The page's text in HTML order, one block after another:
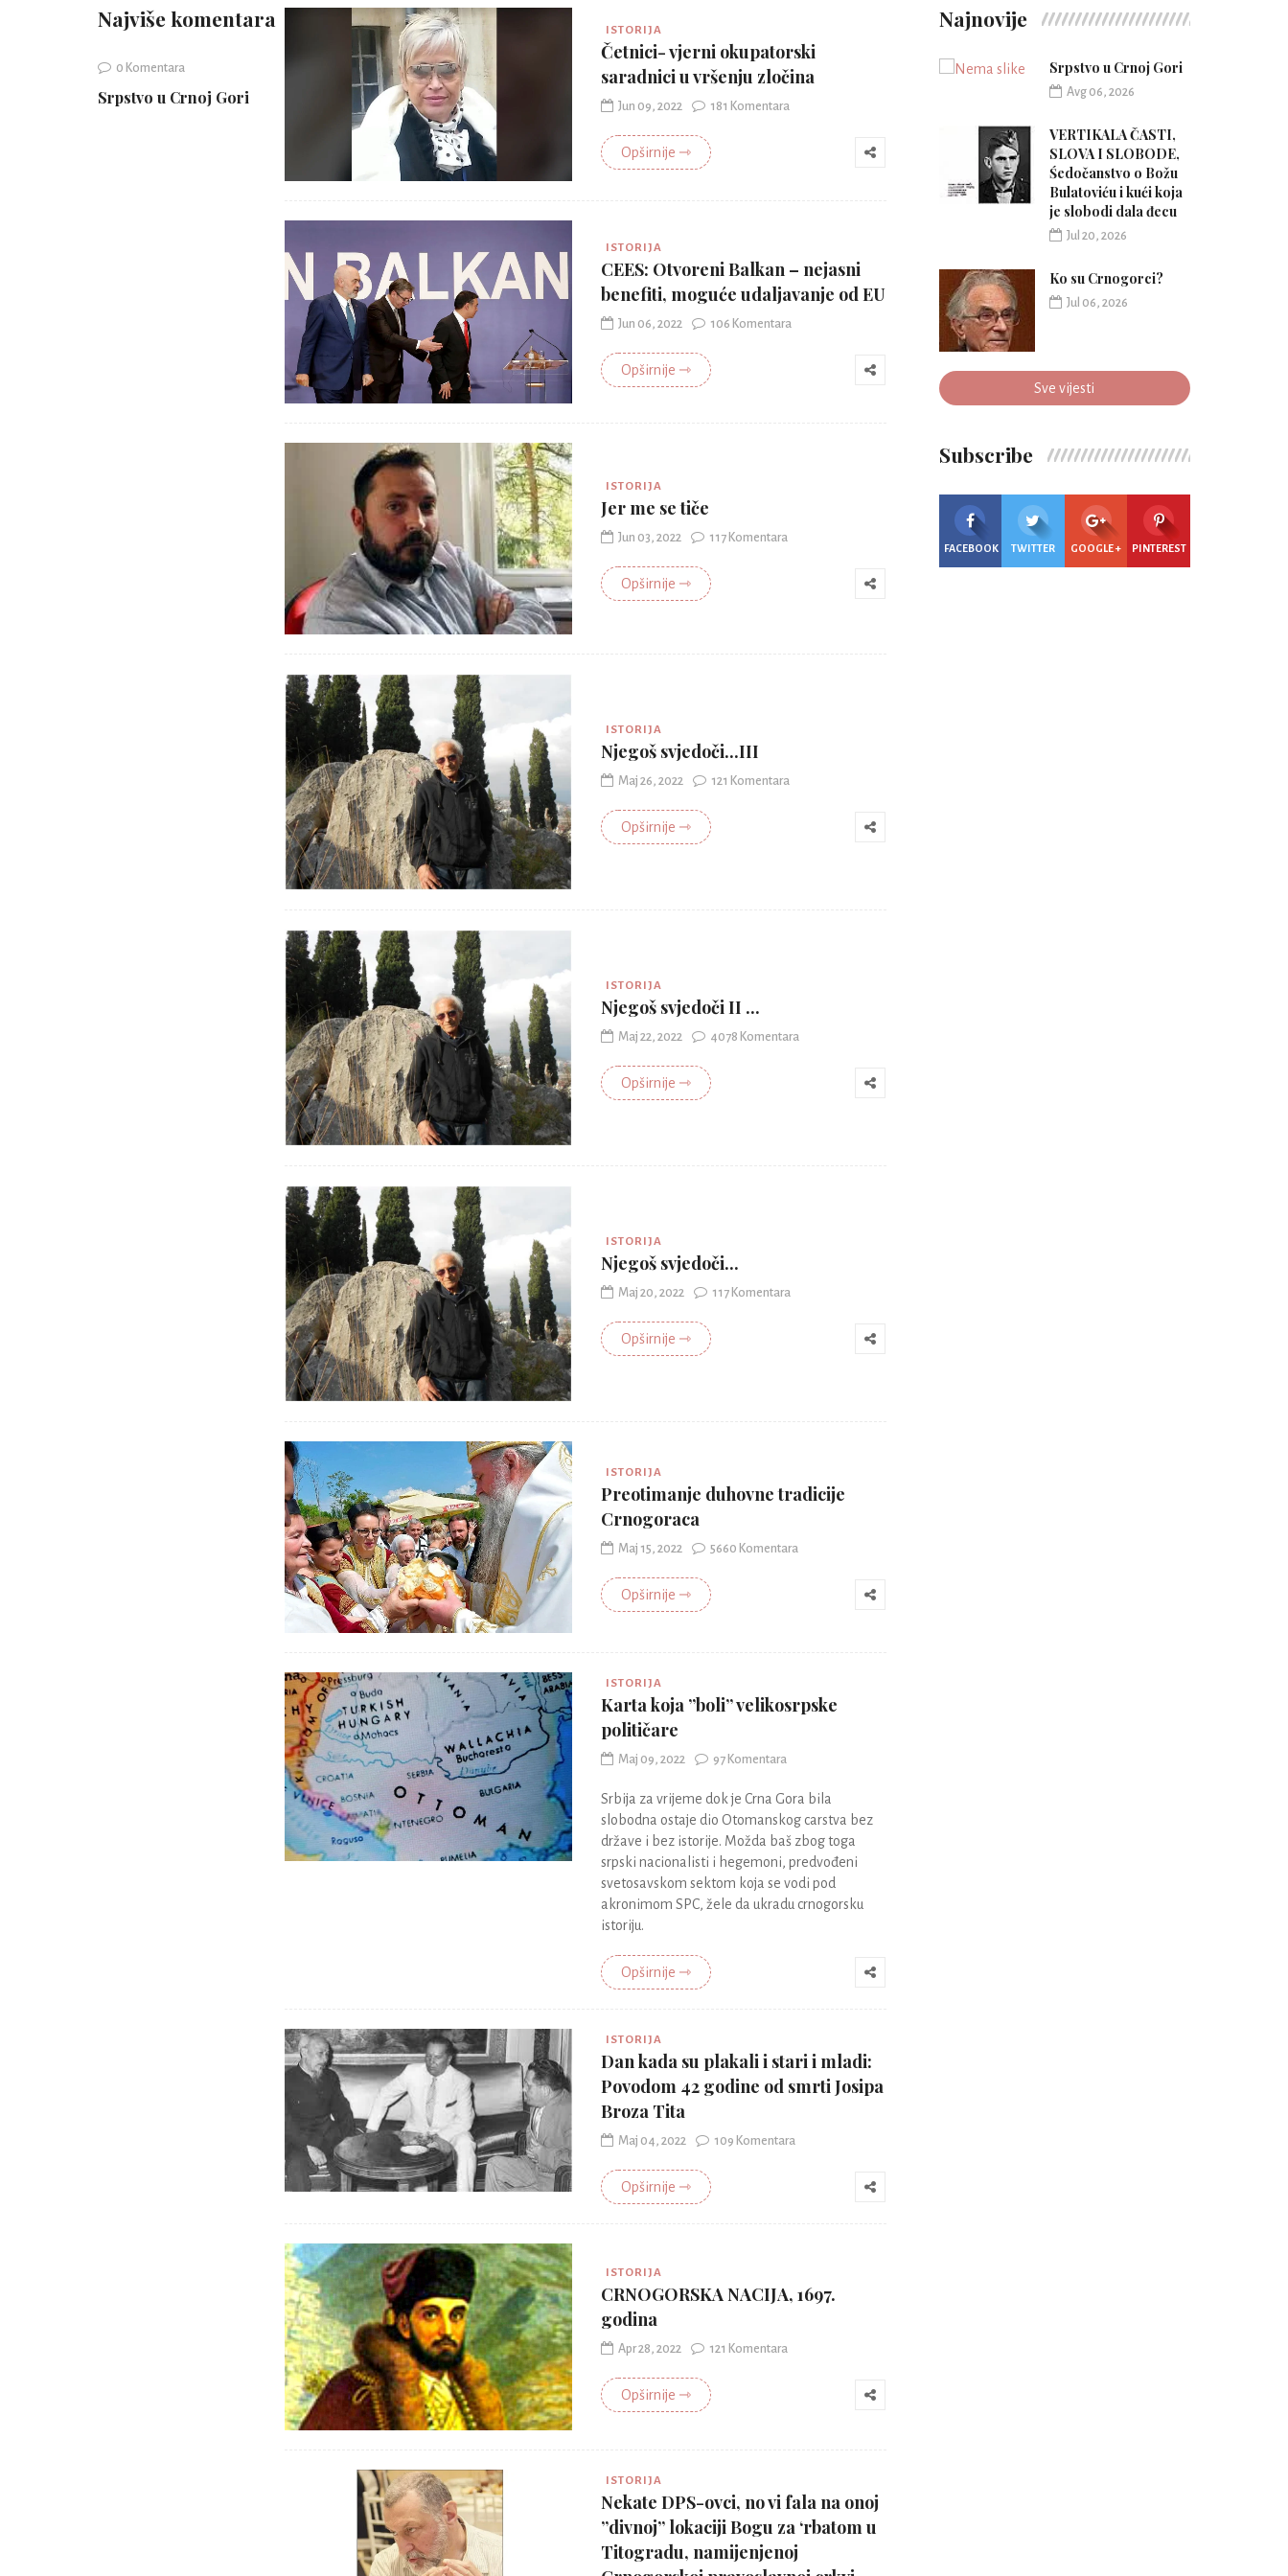
Najviše komentara
0 Komentara
Srpstvo u Crnoj Gori
ISTORIJA
Četnici- vjerni okupatorski
saradnici u vršenju zločina
Jun 09, 2022 181 Komentara
Opširnije ⇾
ISTORIJA
CEES: Otvoreni Balkan – nejasni
benefiti, moguće udaljavanje od EU
Jun 06, 2022 106 Komentara
Opširnije ⇾
ISTORIJA
Jer me se tiče
Jun 03, 2022 117 Komentara
Opširnije ⇾
ISTORIJA
Njegoš svjedoči...III
Maj 26, 2022 121 Komentara
Opširnije ⇾
ISTORIJA
Njegoš svjedoči II ...
Maj 22, 2022 4078 Komentara
Opširnije ⇾
ISTORIJA
Njegoš svjedoči...
Maj 20, 2022 117 Komentara
Opširnije ⇾
ISTORIJA
Preotimanje duhovne tradicije
Crnogoraca
Maj 15, 2022 5660 Komentara
Opširnije ⇾
ISTORIJA
Karta koja ”boli” velikosrpske
političare
Maj 09, 2022 97 Komentara
Srbija za vrijeme dok je Crna Gora bila
slobodna ostaje dio Otomanskog carstva bez
države i bez istorije. Možda baš zbog toga
srpski nacionalisti i hegemoni, predvođeni
svetosavskom sektom koja se vodi pod
akronimom SPC, žele da ukradu crnogorsku
istoriju.
Opširnije ⇾
ISTORIJA
Dan kada su plakali i stari i mladi:
Povodom 42 godine od smrti Josipa
Broza Tita
Maj 04, 2022 109 Komentara
Opširnije ⇾
ISTORIJA
CRNOGORSKA NACIJA, 1697.
godina
Apr 28, 2022 121 Komentara
Opširnije ⇾
ISTORIJA
Nekate DPS-ovci, no vi fala na onoj
”divnoj” lokaciji Bogu za ‘rbatom u
Titogradu, namijenjenoj
Najnovije
Srpstvo u Crnoj Gori
Avg 06, 2026
VERTIKALA ČASTI,
SLOVA I SLOBODE,
Śedočanstvo o Božu
Bulatoviću i kući koja
je slobodi dala đecu
Jul 20, 2026
Ko su Crnogorci?
Jul 06, 2026
Sve vijesti
Subscribe
FACEBOOK TWITTER GOOGLE + PINTEREST